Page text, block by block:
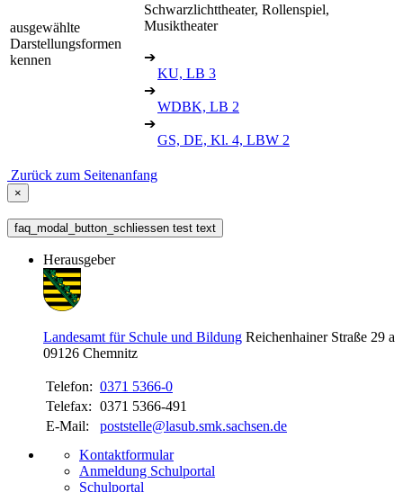
ausgewählte
Darstellungsformen
kennen
Schwarzlichttheater, Rollenspiel,
Musiktheater
➔
KU, LB 3
➔
WDBK, LB 2
➔
GS, DE, Kl. 4, LBW 2
Zurück zum Seitenanfang
×
faq_modal_button_schliessen test text
Herausgeber
Landesamt für Schule und Bildung Reichenhainer Straße 29 a
09126 Chemnitz
Telefon: 0371 5366-0
Telefax: 0371 5366-491
E-Mail:
poststelle@lasub.smk.sachsen.de
Kontaktformular
Anmeldung Schulportal
Schulportal